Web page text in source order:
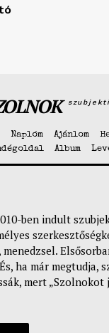
Naplóm Ajánlom
Album
ben indult
ha már megtudja,
mert